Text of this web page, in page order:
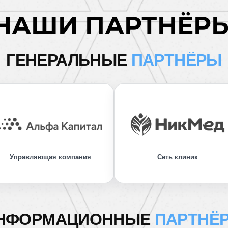
ГЕНЕРАЛЬНЫЕ ПАРТНЁРЫ
Управляющая компания Сеть клиник